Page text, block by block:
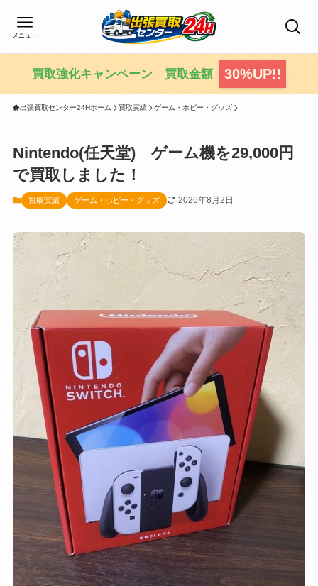
メニュー
買取強化キャンペーン 買取金額 30%UP!!
出張買取センター24Hホーム 買取実績 ゲーム・ホビー・グッズ
Nintendo(任天堂) ゲーム機を29,000円
で買取しました！
買取実績 ゲーム・ホビー・グッズ 2026年8月2日